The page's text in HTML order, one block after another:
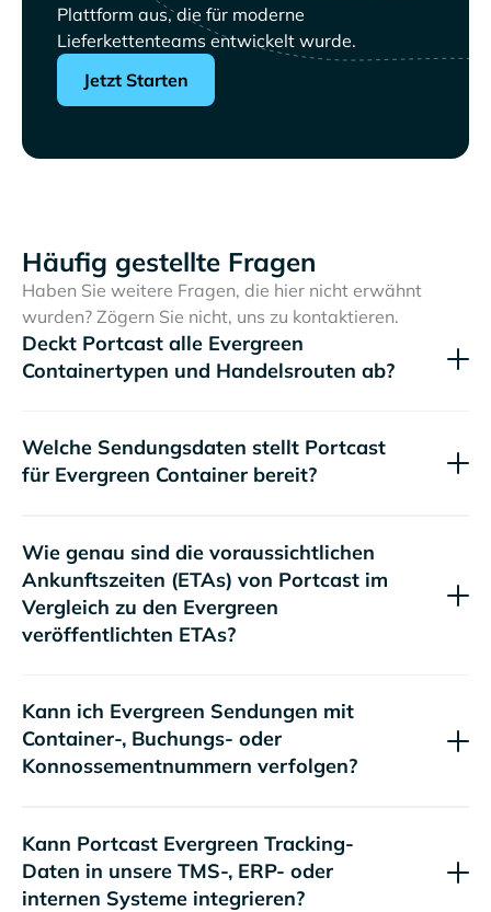
Plattform aus, die für moderne
Lieferkettenteams entwickelt wurde.
Jetzt Starten
Häufig gestellte Fragen
Haben Sie weitere Fragen, die hier nicht erwähnt
wurden? Zögern Sie nicht, uns zu kontaktieren.
Deckt Portcast alle
Containertypen und Handelsrouten ab?
Welche Sendungsdaten stellt Portcast
für
Container bereit?
Wie genau sind die voraussichtlichen
Ankunftszeiten (ETAs) von Portcast im
Vergleich zu den
veröffentlichten ETAs?
Kann ich
Sendungen mit
Container-, Buchungs- oder
Konnossementnummern verfolgen?
Kann Portcast
Tracking-
Daten in unsere TMS-, ERP- oder
internen Systeme integrieren?